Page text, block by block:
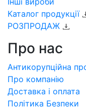
Каталог продукції
РОЗПРОДАЖ
Про нас
Антикорупційна
Про компанію
Доставка і оплата
Політика Безпеки